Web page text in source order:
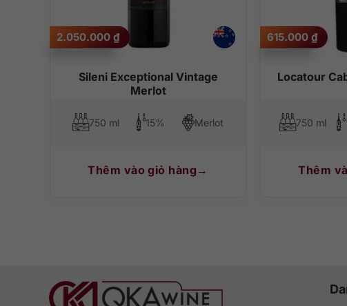
Sileni Exceptional Vintage
Merlot
2.050.000 ₫
750 ml 15% Merlot
Thêm vào giỏ hàng
Locatour
615.000 ₫
750 ml
Thêm